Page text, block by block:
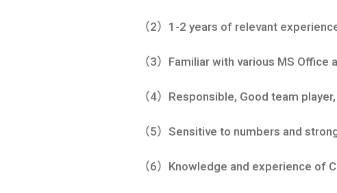
（2）1-2 years of relevant
（3）Familiar with various MS
（4）Responsible, Good team
（5）Sensitive to numbers and
（6）Knowledge and experience of